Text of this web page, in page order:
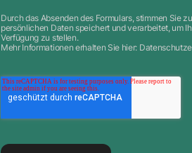
Durch das Absenden des Formulars, stimmen Sie
persönlichen Daten speichert und verarbeitet, um
Verfügung zu stellen.
Mehr Informationen erhalten Sie hier: